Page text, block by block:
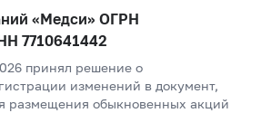
«Медси» ОГРН
7710641442
принял решение о
изменений в документ,
размещения обыкновенных акций